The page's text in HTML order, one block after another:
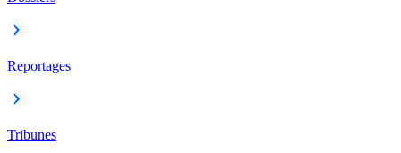
Reportages
Tribunes